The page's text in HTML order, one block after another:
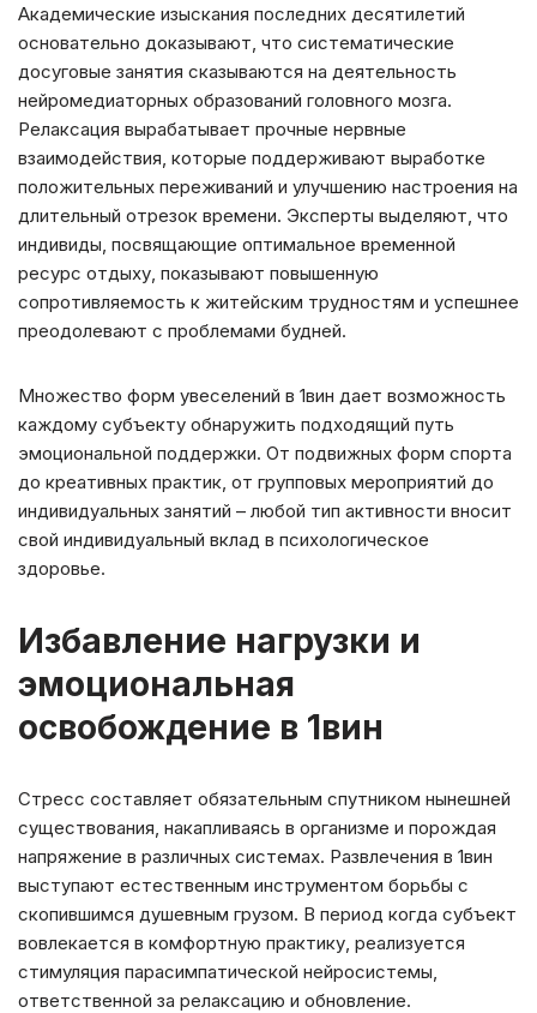
Академические изыскания последних десятилетий
основательно доказывают, что систематические
досуговые занятия сказываются на деятельность
нейромедиаторных образований головного мозга.
Релаксация вырабатывает прочные нервные
взаимодействия, которые поддерживают выработке
положительных переживаний и улучшению настроения на
длительный отрезок времени. Эксперты выделяют, что
индивиды, посвящающие оптимальное временной
ресурс отдыху, показывают повышенную
сопротивляемость к житейским трудностям и успешнее
преодолевают с проблемами будней.
Множество форм увеселений в 1вин дает возможность
каждому субъекту обнаружить подходящий путь
эмоциональной поддержки. От подвижных форм спорта
до креативных практик, от групповых мероприятий до
индивидуальных занятий – любой тип активности вносит
свой индивидуальный вклад в психологическое
здоровье.
Избавление нагрузки и
эмоциональная
освобождение в 1вин
Стресс составляет обязательным спутником нынешней
существования, накапливаясь в организме и порождая
напряжение в различных системах. Развлечения в 1вин
выступают естественным инструментом борьбы с
скопившимся душевным грузом. В период когда субъект
вовлекается в комфортную практику, реализуется
стимуляция парасимпатической нейросистемы,
ответственной за релаксацию и обновление.